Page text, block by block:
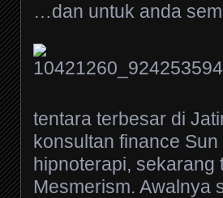
…dan untuk anda
tentara terbesar di
konsultan finance
hipnoterapi, sekarang
Mesmerism. Awalnya